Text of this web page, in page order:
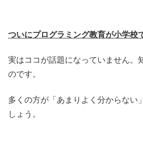
ついにプログラミング教育が小学校
実はココが話題になっていません。
のです。
多くの方が「あまりよく分からない
しょう。